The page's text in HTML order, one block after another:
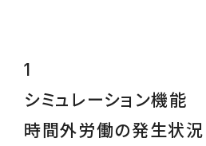
1
シミュレーション機能
時間外労働の発生状況